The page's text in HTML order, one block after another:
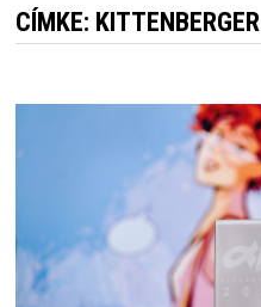
CÍMKE: KITTENBERGER